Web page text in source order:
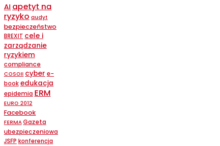
AI apetyt na
ryzyko audyt
bezpieczeństwo
BREXIT cele i
zarządzanie
ryzykiem
compliance
COSOII cyber e-
book edukacja
epidemia ERM
EURO 2012
Facebook
FERMA Gazeta
ubezpieczeniowa
JSFP konferencja